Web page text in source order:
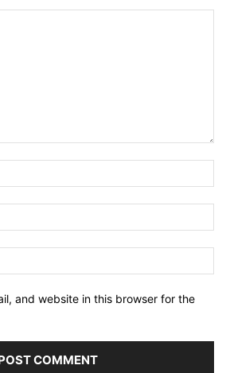
and website in this browser for the